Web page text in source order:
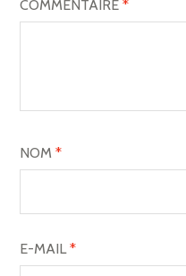
COMMENTAIRE*
NOM*
E-MAIL*